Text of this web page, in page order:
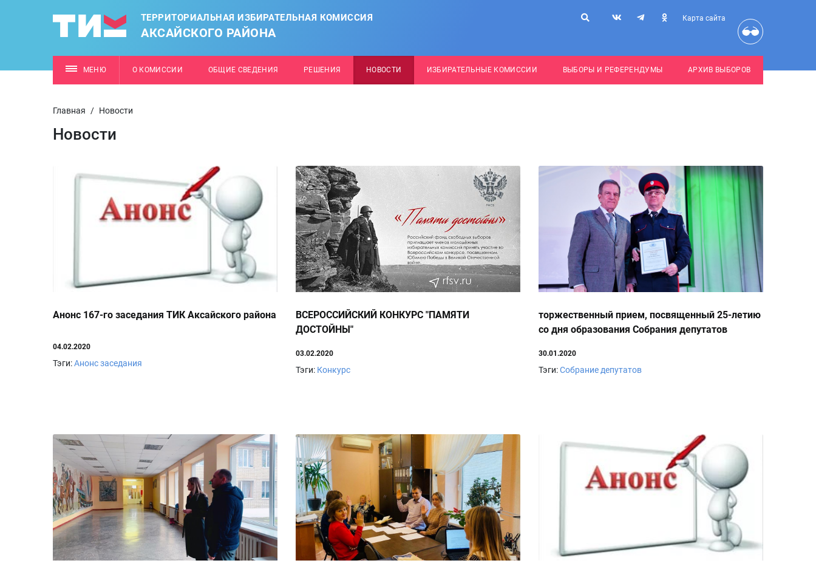
ТЕРРИТОРИАЛЬНАЯ ИЗБИРАТЕЛЬНАЯ КОМИССИЯ
АКСАЙСКОГО РАЙОНА
Карта сайта
МЕНЮ О КОМИССИИ ОБЩИЕ СВЕДЕНИЯ РЕШЕНИЯ НОВОСТИ ИЗБИРАТЕЛЬНЫЕ КОМИССИИ ВЫБОРЫ И РЕФЕРЕНДУМЫ АРХИВ ВЫБОРОВ
Главная / Новости
Новости
Анонс 167-го заседания ТИК Аксайского района
04.02.2020
Тэги:Анонс заседания
ВСЕРОССИЙСКИЙ КОНКУРС "ПАМЯТИ
ДОСТОЙНЫ"
03.02.2020
Тэги: Конкурс
торжественный прием, посвященный 25-летию
со дня образования Собрания депутатов
30.01.2020
Тэги:Собрание депутатов